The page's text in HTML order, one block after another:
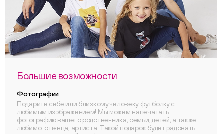
Большие возможности
Фотографии
Подарите себе или близкому человеку футболку с
любимым изображением! Мы можем напечатать
фотографию вашего родственника, семьи, детей, а также
любимого певца, артиста. Такой подарок будет радовать